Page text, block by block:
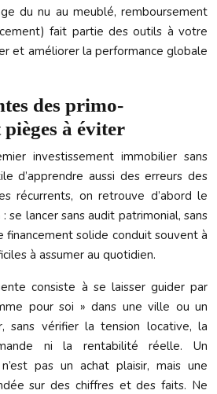
du nu au meublé, remboursement
fait partie des outils à votre
et améliorer la performance globale
des primo-
à éviter
investissement immobilier sans
d’apprendre aussi des erreurs des
récurrents, on retrouve d’abord le
se lancer sans audit patrimonial, sans
financement solide conduit souvent à
à assumer au quotidien.
consiste à se laisser guider par
pour soi » dans une ville ou un
sans vérifier la tension locative, la
ni la rentabilité réelle. Un
pas un achat plaisir, mais une
sur des chiffres et des faits. Ne